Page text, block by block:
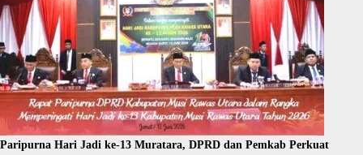
Paripurna Hari Jadi ke-13 Muratara, DPRD dan Pemkab Perkuat